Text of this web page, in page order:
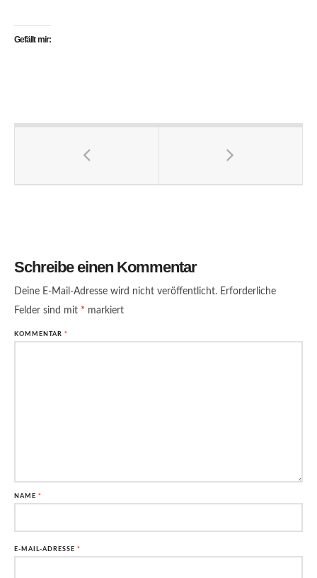
Gefällt mir:
Schreibe einen Kommentar
Deine E-Mail-Adresse wird nicht veröffentlicht. Erforderliche
Felder sind mit * markiert
KOMMENTAR *
NAME *
E-MAIL-ADRESSE *